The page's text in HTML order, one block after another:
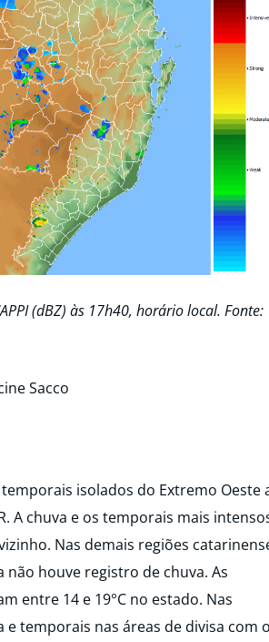
(dBZ) às 17h40, horário local. Fonte:
Sacco
isolados do Extremo Oeste
A chuva e os temporais mais
Nas demais regiões
houve registro de chuva. As
entre 14 e 19°C no estado. Nas
temporais nas áreas de divisa com o